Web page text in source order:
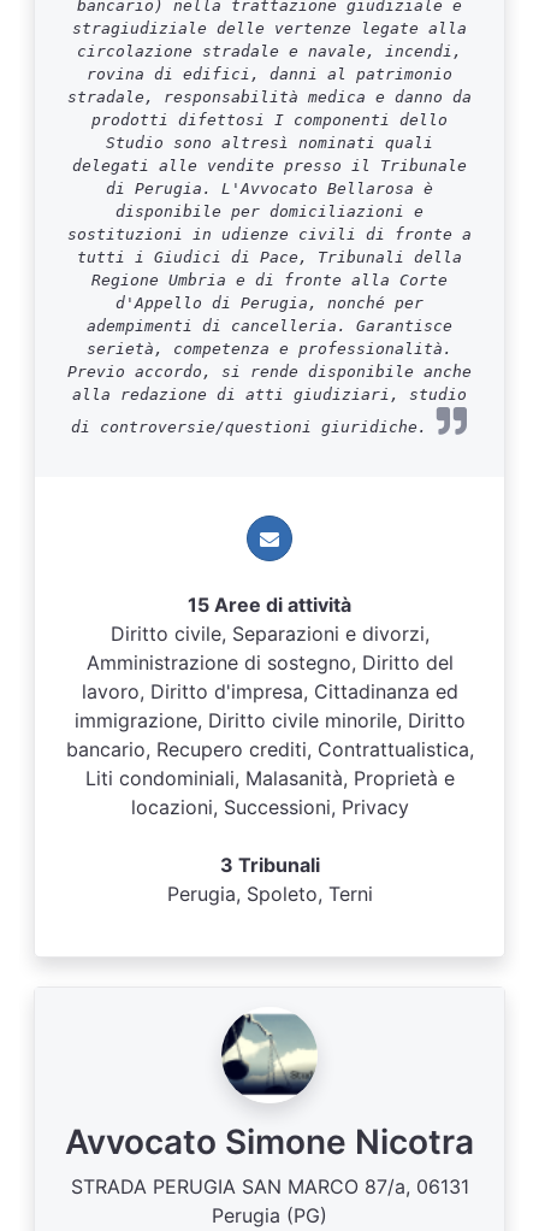
bancario) nella trattazione giudiziale e
stragiudiziale delle vertenze legate alla
circolazione stradale e navale, incendi,
rovina di edifici, danni al patrimonio
stradale, responsabilità medica e danno da
prodotti difettosi I componenti dello
Studio sono altresì nominati quali
delegati alle vendite presso il Tribunale
di Perugia. L'Avvocato Bellarosa è
disponibile per domiciliazioni e
sostituzioni in udienze civili di fronte a
tutti i Giudici di Pace, Tribunali della
Regione Umbria e di fronte alla Corte
d'Appello di Perugia, nonché per
adempimenti di cancelleria. Garantisce
serietà, competenza e professionalità.
Previo accordo, si rende disponibile anche
alla redazione di atti giudiziari, studio
di controversie/questioni giuridiche.
15 Aree di attività
Diritto civile, Separazioni e divorzi,
Amministrazione di sostegno, Diritto del
lavoro, Diritto d'impresa, Cittadinanza ed
immigrazione, Diritto civile minorile, Diritto
bancario, Recupero crediti, Contrattualistica,
Liti condominiali, Malasanità, Proprietà e
locazioni, Successioni, Privacy
3 Tribunali
Perugia, Spoleto, Terni
Avvocato Simone Nicotra
STRADA PERUGIA SAN MARCO 87/a, 06131
Perugia (PG)